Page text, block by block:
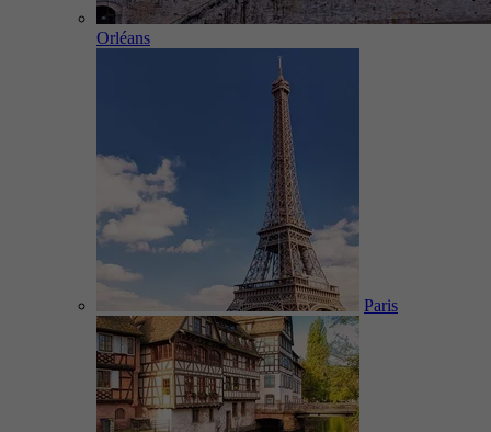
Orléans
Paris